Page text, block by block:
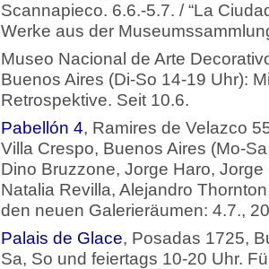
Scannapieco. 6.6.-5.7. / “La
Werke aus der
Museo Nacional de Arte
Buenos Aires (Di-So 14-19 Uhr):
Retrospektive. Seit 10.6.
Pabellón 4, Ramires de Velazco
Villa Crespo, Buenos Aires (Mo-
Dino Bruzzone, Jorge Haro,
Natalia Revilla, Alejandro
den neuen Galerieräumen: 4.7.,
Palais de Glace, Posadas 1725,
Sa, So und feiertags 10-20 Uhr.